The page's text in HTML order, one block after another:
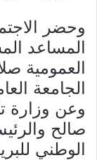
وحضر
المساعد
العمومية
الجامعة
وعن وزارة
صالح
الوطني